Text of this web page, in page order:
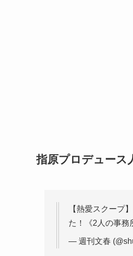
指原プロデュース
【熱愛スクープ
た！《2人の事務
— 週刊文春